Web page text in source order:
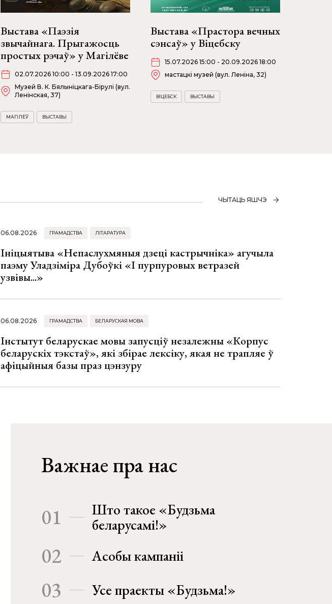
Выстава «Паэзія
звычайнага. Прыгажосць
простых рэчаў» у Магілёве
02.07.2026 10:00 - 13.09.2026 17:00
Музей В. К. Бялыніцкага-Бірулі (вул.
Ленінская, 37)
МАГІЛЁЎ ВЫСТАВЫ
Выстава «Прастора вечных
сэнсаў» у Віцебску
15.07.2026 15:00 - 20.09.2026 18:00
мастацкі музей (вул. Леніна, 32)
ВІЦЕБСК ВЫСТАВЫ
ЧЫТАЦЬ ЯШЧЭ
06.08.2026 ГРАМАДСТВА ЛІТАРАТУРА
Ініцыятыва «Непаслухмяныя дзеці кастрычніка» агучыла
паэму Уладзіміра Дубоўкі «І пурпуровых ветразей
узвівы...»
06.08.2026 ГРАМАДСТВА БЕЛАРУСКАЯ МОВА
Інстытут беларускае мовы запусціў незалежны «Корпус
беларускіх тэкстаў», які збірае лексіку, якая не трапляе ў
афіцыйныя базы праз цэнзуру
Важнае пра нас
01
Што такое «Будзьма
беларусамі!»
02 Асобы кампаніі
03 Усе праекты «Будзьма!»